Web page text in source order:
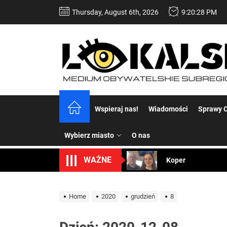
Thursday, August 6th, 2026 9:20:29 PM
Wspieraj nas! Wiadomości Sprawy
Wybierz miasto O nas
WAŻNE
Dość
Uwaga Dębieńsko
Home 2020 grudzień 8